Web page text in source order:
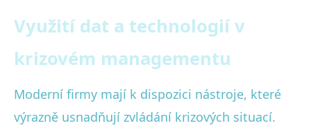
Využití dat a technologií v
krizovém managementu
Moderní firmy mají k dispozici nástroje, které
výrazně usnadňují zvládání krizových situací.